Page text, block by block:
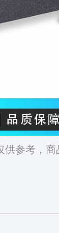
供参考，商